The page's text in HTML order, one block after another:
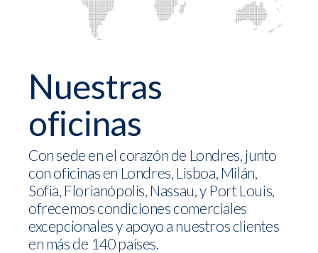
Nuestras
oficinas
Con sede en el corazón de Londres, junto
con oficinas en Londres, Lisboa, Milán,
Sofia, Florianópolis, Nassau, y Port Louis,
ofrecemos condiciones comerciales
excepcionales y apoyo a nuestros clientes
en más de 140 países.